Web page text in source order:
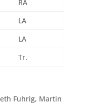
RA
LA
LA
Tr.
Fuhrig, Martin